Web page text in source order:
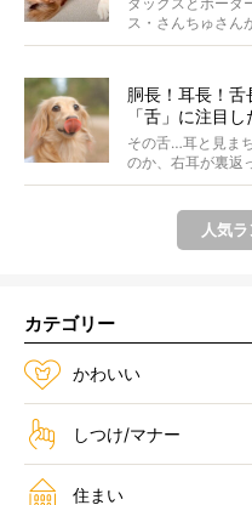
ス・さんちゅさ
ダ...
胴長！耳長！
「舌」に注目
その舌…耳と見ま
のか、右耳が裏返
人気
カテゴリー
かわいい
しつけ/マナー
住まい